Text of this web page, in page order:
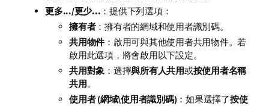
更多.../更少... ：提供下列選項：
擁有者：擁有者的網域和使用者識別碼。
共用物件：啟用可與其他使用者共用物件。若
啟用此選項，將會啟用以下設定。
共用對象 ：選擇與所有人共用或按使用者名稱
共用。
使用者 (網域\使用者識別碼) ：如果選擇了按使